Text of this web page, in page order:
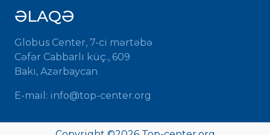
ƏLAQƏ
Globus Center, 7-ci mərtəbə
Cəfər Cabbarlı küç., 609
Bakı, Azərbaycan
E-mail: info@top-center.org